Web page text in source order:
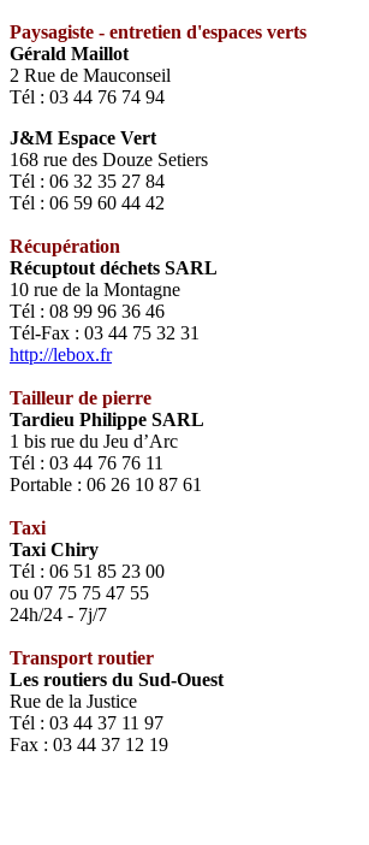
Paysagiste - entretien d'espaces verts
Gérald Maillot
2 Rue de Mauconseil
Tél : 03 44 76 74 94
J&M Espace Vert
168 rue des Douze Setiers
Tél : 06 32 35 27 84
Tél : 06 59 60 44 42
Récupération
Récuptout déchets SARL
10 rue de la Montagne
Tél : 08 99 96 36 46
Tél-Fax : 03 44 75 32 31
http://lebox.fr
Tailleur de pierre
Tardieu Philippe SARL
1 bis rue du Jeu d’Arc
Tél : 03 44 76 76 11
Portable : 06 26 10 87 61
Taxi
Taxi Chiry
Tél : 06 51 85 23 00
ou 07 75 75 47 55
24h/24 - 7j/7
Transport routier
Les routiers du Sud-Ouest
Rue de la Justice
Tél : 03 44 37 11 97
Fax : 03 44 37 12 19